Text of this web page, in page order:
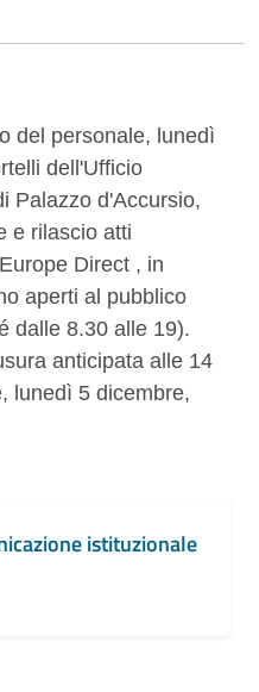
del personale, lunedì
dell'Ufficio
Palazzo d'Accursio,
e rilascio atti
Direct , in
aperti al pubblico
dalle 8.30 alle 19).
anticipata alle 14
lunedì 5 dicembre,
istituzionale